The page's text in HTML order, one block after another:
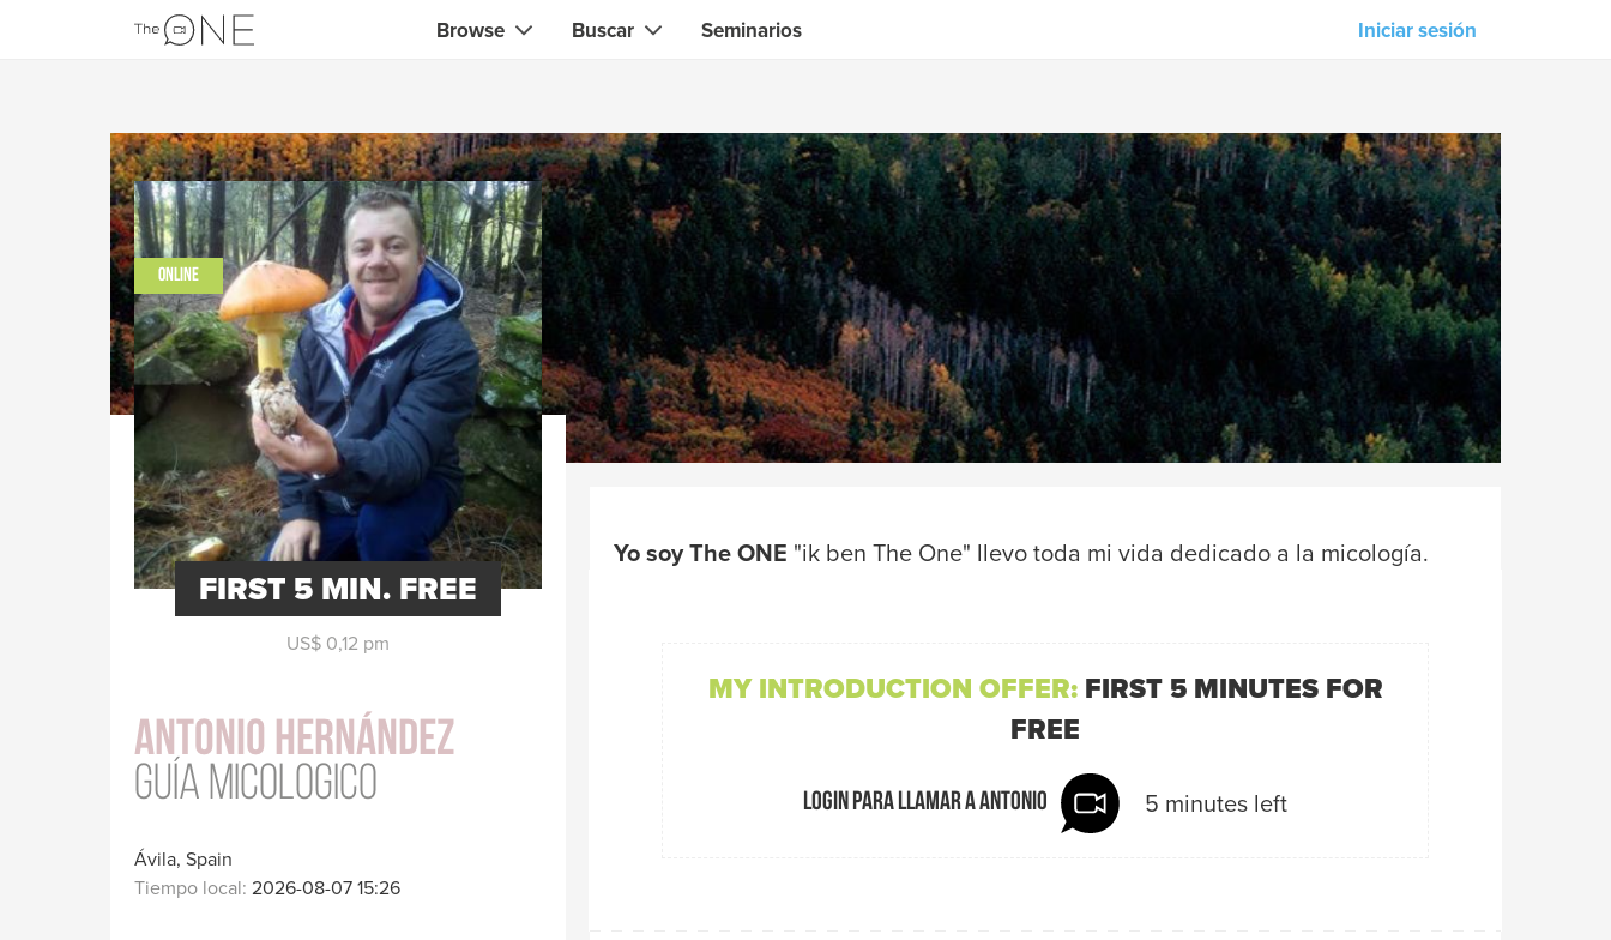
Browse
Comercializadores
Creativos & diseñadores
Maestros cocina & barbacoa
Profesores & tutores
Consultores
Entrenadores deportivos & fitness
Profesores yoga & meditación
Entrenadores de alimentos &
salud
Expertos en Informática &
Electrónica
Especialistas Salud & Belleza
Asesores financieros & jurídicos
Web & software developers
Profesionales de la construcción &
Jardineros
Traductores
M-Unity
Lotus Sailing
Mindd
Buscar
Búsqueda dehabilidades, conocimientos, experiencia
Seminarios Iniciar sesión
ONLINE
FIRST 5 MIN. FREE
US$ 0,12 pm
Antonio Hernández
Guía Micologico
Ávila, Spain
Tiempo local: 2026-08-07 15:26
Yo soy The ONE "ik ben The One" llevo toda mi vida dedicado a la micología.
MY INTRODUCTION OFFER: FIRST 5 MINUTES FOR
FREE
Login para llamar a Antonio 5 minutes left